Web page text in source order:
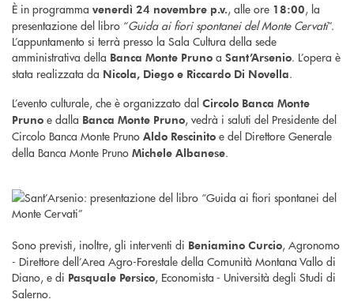
È in programma venerdì 24 novembre p.v., alle ore 18:00, la
presentazione del libro “Guida ai fiori spontanei del Monte Cervati”.
L’appuntamento si terrà presso la Sala Cultura della sede
amministrativa della Banca Monte Pruno a Sant’Arsenio. L’opera è
stata realizzata da Nicola, Diego e Riccardo Di Novella.
L’evento culturale, che è organizzato dal Circolo Banca Monte
Pruno e dalla Banca Monte Pruno, vedrà i saluti del Presidente del
Circolo Banca Monte Pruno Aldo Rescinito e del Direttore Generale
della Banca Monte Pruno Michele Albanese.
Sono previsti, inoltre, gli interventi di Beniamino Curcio, Agronomo
- Direttore dell’Area Agro-Forestale della Comunità Montana Vallo di
Diano, e di Pasquale Persico, Economista - Università degli Studi di
Salerno.